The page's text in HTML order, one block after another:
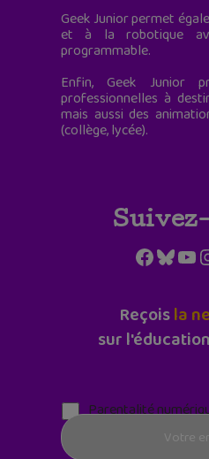
Geek Junior permet
et à la robotique
programmable.
Enfin, Geek Junior
professionnelles à
mais aussi des
(collège, lycée).
Reçoisla
sur
Parentalité